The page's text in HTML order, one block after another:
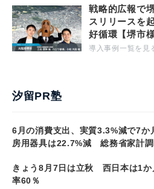
戦略的広報で
スリリースを
好循環【堺市様
導入事例一覧を見
汐留PR塾
6月の消費支出、実質3.3%減で7
房用器具は22.7%減 総務省家計
きょう8月7日は立秋 西日本は1か
率60％